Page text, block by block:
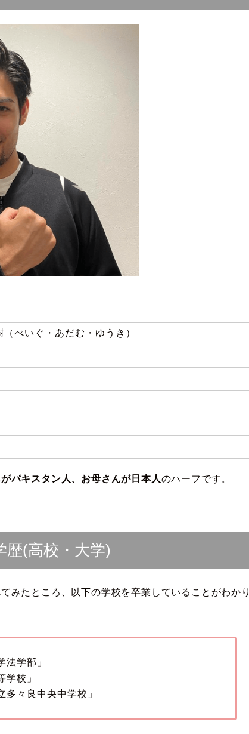
べいぐ・あだむ・ゆうき）
パキスタン人、お母さんが日本人のハーフです。
歴(高校・大学)
みたところ、以下の学校を卒業していることがわかり
法学部」
学校」
多々良中央中学校」